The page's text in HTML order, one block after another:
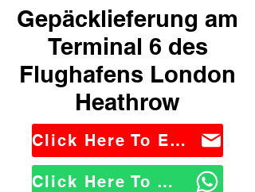
Gepäcklieferung am
Terminal 6 des
Flughafens London
Heathrow
Click Here To Email Us
Click Here To WhatsApp Us